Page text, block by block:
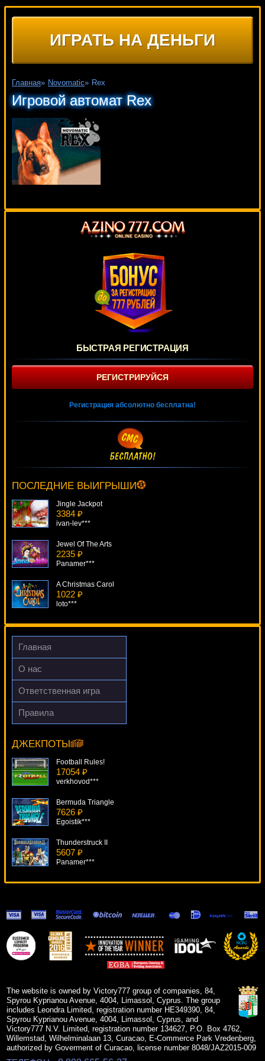
ИГРАТЬ НА ДЕНЬГИ
Главная» Novomatic» Rex
Игровой автомат Rex
БЫСТРАЯ РЕГИСТРАЦИЯ
РЕГИСТРИРУЙСЯ
Регистрация абсолютно бесплатна!
ПОСЛЕДНИЕ ВЫИГРЫШИ
Panamer***
Jingle Jackpot
3384 ₽
ivan-lev***
Jewel Of The Arts
2235 ₽
Panamer***
A Christmas Carol
1022 ₽
loto***
Achilles
4725 ₽
kat***
Главная
О нас
Ответственная игра
Правила
ДЖЕКПОТЫ
Alkemors Tower
number***
Football Rules!
17054 ₽
verkhovod***
Bermuda Triangle
7626 ₽
Egoistik***
Thunderstruck II
5607 ₽
Panamer***
Secret Admirer
10597 ₽
alex***
Fruit Shop
The website is owned by Victory777 group of companies, 84,
Spyrou Kyprianou Avenue, 4004, Limassol, Cyprus. The group
includes Leondra Limited, registration number HE349390, 84,
Spyrou Kyprianou Avenue, 4004, Limassol, Cyprus, and
Victory777 N.V. Limited, registration number 134627, P.O. Box 4762,
Willemstad, Wilhelminalaan 13, Curacao, E-Commerce Park Vredenberg,
authorized by Goverment of Curacao, license number 8048/JAZ2015-009